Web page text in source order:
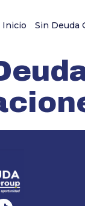
Inicio Sin Deuda